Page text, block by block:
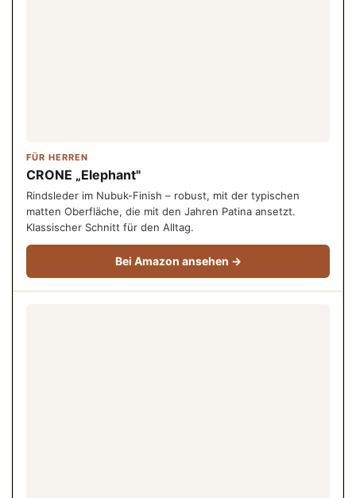
FÜR HERREN
CRONE „Elephant"
Rindsleder im Nubuk-Finish – robust, mit der typischen
matten Oberfläche, die mit den Jahren Patina ansetzt.
Klassischer Schnitt für den Alltag.
Bei Amazon ansehen →